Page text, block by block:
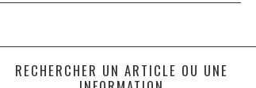
RECHERCHER UN ARTICLE OU UNE